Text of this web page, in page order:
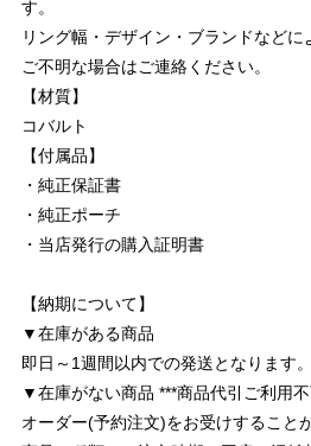
す。
リング幅・デザイン・ブランドなど
ご不明な場合はご連絡ください。
【材質】
コバルト
【付属品】
・純正保証書
・純正ポーチ
・当店発行の購入証明書
【納期について】
▼在庫がある商品
即日～1週間以内での発送となります。
▼在庫がない商品 ***商品代引ご利用
オーダー(予約注文)をお受けすること